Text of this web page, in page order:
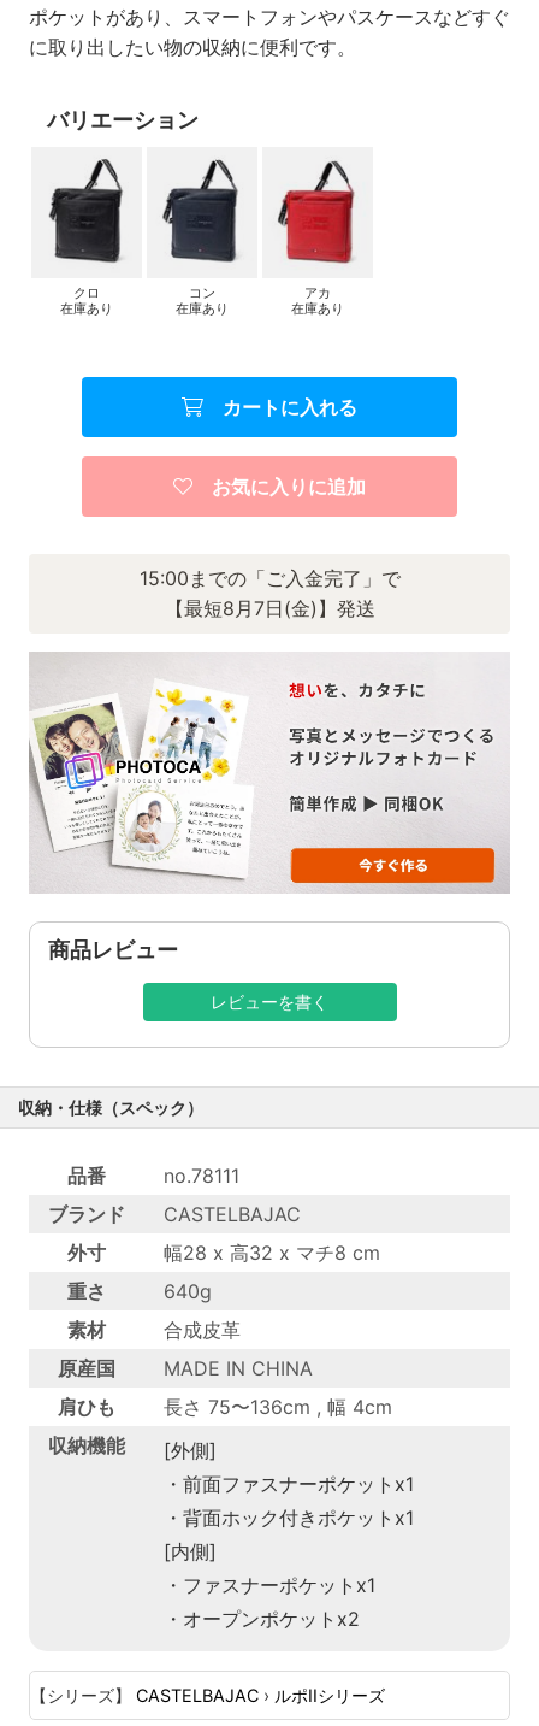
ポケットがあり、スマートフォンやパスケースなどすぐ
に取り出したい物の収納に便利です。
バリエーション
クロ
在庫あり
コン
在庫あり
アカ
在庫あり
カートに入れる
お気に入りに追加
15:00までの「ご入金完了」で
【最短8月7日(金)】発送
商品レビュー
レビューを書く
収納・仕様（スペック）
品番
no.78111
ブランド
CASTELBAJAC
外寸
幅28 x 高32 x マチ8 cm
重さ
640g
素材
合成皮革
原産国
MADE IN CHINA
肩ひも
長さ 75〜136cm , 幅 4cm
収納機能
[外側]
・前面ファスナーポケットx1
・背面ホック付きポケットx1
[内側]
・ファスナーポケットx1
・オープンポケットx2
【シリーズ】 CASTELBAJAC › ルポIIシリーズ